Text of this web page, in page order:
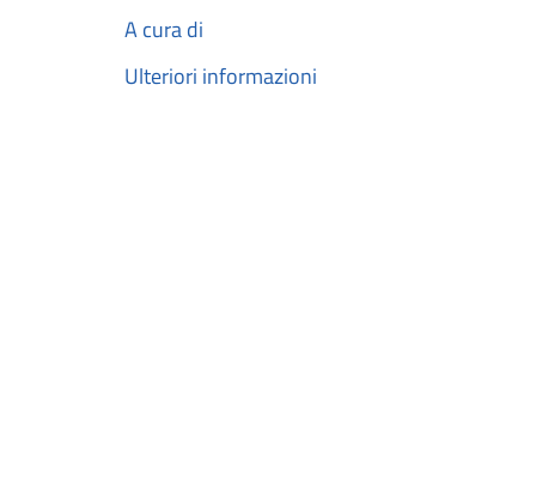
A cura di
Ulteriori informazioni